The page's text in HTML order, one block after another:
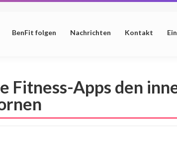
BenFit folgen Nachrichten Kontakt
Apps den